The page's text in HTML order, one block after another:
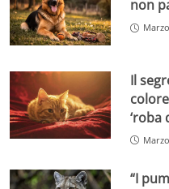
non
Il
‘roba
“I